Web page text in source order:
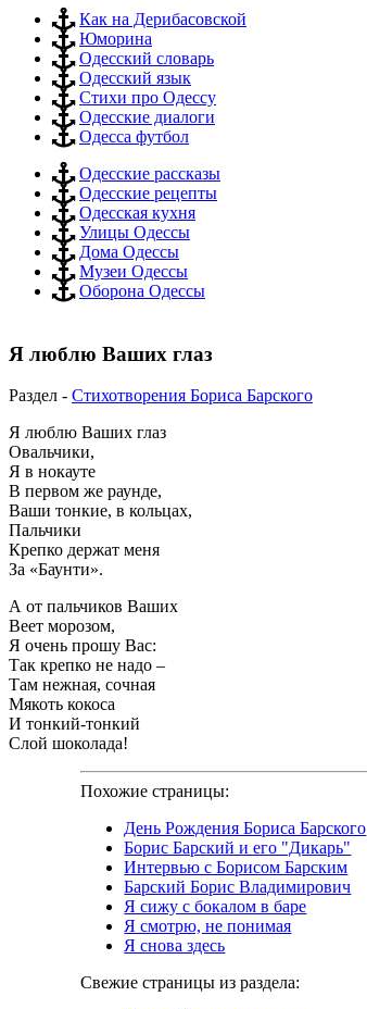
Как на Дерибасовской
Юморина
Одесский словарь
Одесский язык
Стихи про Одессу
Одесские диалоги
Одесса футбол
Одесские рассказы
Одесские рецепты
Одесская кухня
Улицы Одессы
Дома Одессы
Музеи Одессы
Оборона Одессы
Я люблю Ваших глаз
Раздел - Стихотворения Бориса Барского
Я люблю Ваших глаз
Овальчики,
Я в нокауте
В первом же раунде,
Ваши тонкие, в кольцах,
Пальчики
Крепко держат меня
За «Баунти».
А от пальчиков Ваших
Веет морозом,
Я очень прошу Вас:
Так крепко не надо –
Там нежная, сочная
Мякоть кокоса
И тонкий-тонкий
Слой шоколада!
Похожие страницы:
День Рождения Бориса Барского
Борис Барский и его "Дикарь"
Интервью с Борисом Барским
Барский Борис Владимирович
Я сижу с бокалом в баре
Я смотрю, не понимая
Я снова здесь
Свежие страницы из раздела: